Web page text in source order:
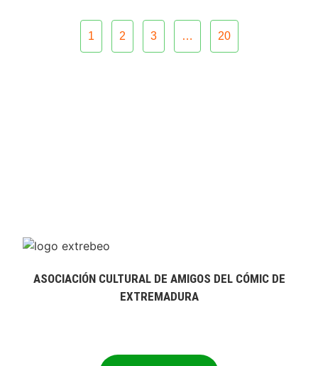
1 2 3 … 20
ASOCIACIÓN CULTURAL DE AMIGOS DEL CÓMIC DE
EXTREMADURA